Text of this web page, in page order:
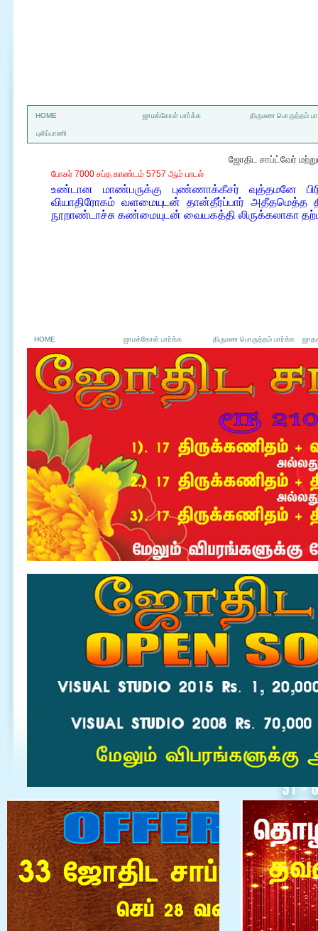
HOME ஜாமக்கோள் பார்க்க திருமண பொருத்தம்
புலிப்பாணி
ஜோதிட சாப்ட்வேர்
போகர் 7000 சப்த காண்டம் 5757 ஆம் பாடல்
உண்டான மாண்பருக்கு புண்ணாக்கீசர் வுத்தமனே
வியாதிரோகம் வளமையுடன் தான்தீர்ப்பார் அதீதமெத்த
நூறாண்டாச்சு கண்மையுடன் வையகத்தி லிருக்கலாகா
HOME ஜாமக்கோள் பார்க்க திருமண பொருத்தம் பார்க்க